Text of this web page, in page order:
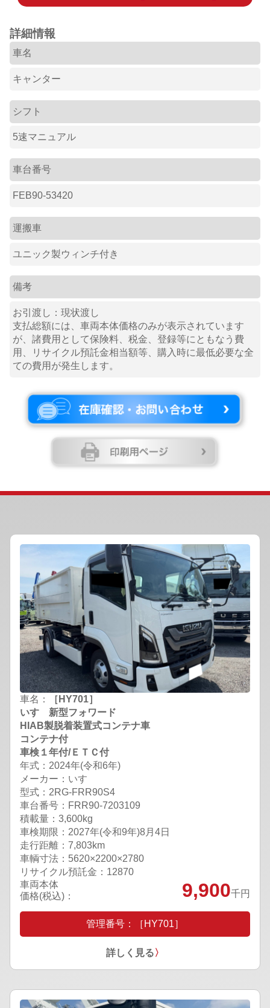
詳細情報
車名
キャンター
シフト
5速マニュアル
車台番号
FEB90-53420
運搬車
ユニック製ウィンチ付き
備考
お引渡し：現状渡し
支払総額には、車両本体価格のみが表示されています
が、諸費用として保険料、税金、登録等にともなう費
用、リサイクル預託金相当額等、購入時に最低必要な全
ての費用が発生します。
車名：
［HY701］
いすゞ新型フォワード
HIAB製脱着装置式コンテナ車
コンテナ付
車検１年付/ＥＴＣ付
年式：2024年(令和6年)
メーカー：いすゞ
型式：2RG-FRR90S4
車台番号：FRR90-7203109
積載量：3,600kg
車検期限： 2027年(令和9年)8月4日
走行距離：7,803km
車輌寸法：5620×2200×2780
リサイクル預託金：12870
車両本体
価格(税込)：
9,900千円
管理番号：［HY701］
詳しく見る〉